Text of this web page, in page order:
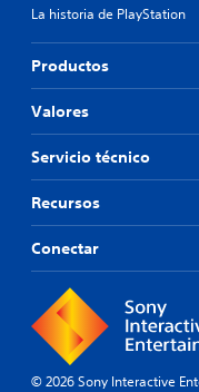
La historia de PlayStation
Productos
Valores
Servicio técnico
Recursos
Conectar
© 2026 Sony Interactive